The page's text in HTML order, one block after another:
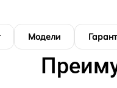
Модели